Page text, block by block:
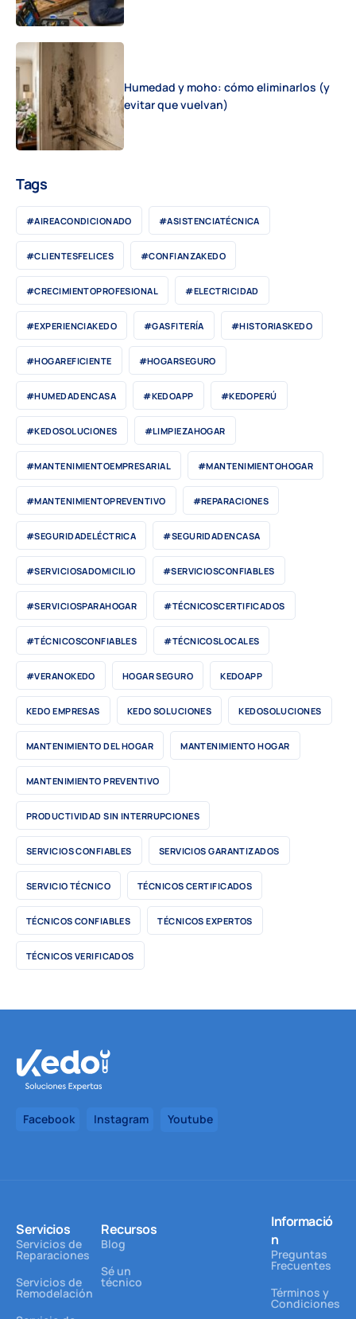
Humedad y moho: cómo eliminarlos (y
evitar que vuelvan)
Tags
#AIREACONDICIONADO #ASISTENCIATÉCNICA
#CLIENTESFELICES #CONFIANZAKEDO
#CRECIMIENTOPROFESIONAL #ELECTRICIDAD
#EXPERIENCIAKEDO #GASFITERÍA #HISTORIASKEDO
#HOGAREFICIENTE #HOGARSEGURO
#HUMEDADENCASA #KEDOAPP #KEDOPERÚ
#KEDOSOLUCIONES #LIMPIEZAHOGAR
#MANTENIMIENTOEMPRESARIAL #MANTENIMIENTOHOGAR
#MANTENIMIENTOPREVENTIVO #REPARACIONES
#SEGURIDADELÉCTRICA #SEGURIDADENCASA
#SERVICIOSADOMICILIO #SERVICIOSCONFIABLES
#SERVICIOSPARAHOGAR #TÉCNICOSCERTIFICADOS
#TÉCNICOSCONFIABLES #TÉCNICOSLOCALES
#VERANOKEDO HOGAR SEGURO KEDOAPP
KEDO EMPRESAS KEDO SOLUCIONES KEDOSOLUCIONES
MANTENIMIENTO DEL HOGAR MANTENIMIENTO HOGAR
MANTENIMIENTO PREVENTIVO
PRODUCTIVIDAD SIN INTERRUPCIONES
SERVICIOS CONFIABLES SERVICIOS GARANTIZADOS
SERVICIO TÉCNICO TÉCNICOS CERTIFICADOS
TÉCNICOS CONFIABLES TÉCNICOS EXPERTOS
TÉCNICOS VERIFICADOS
Facebook Instagram Youtube
Servicios
Servicios de
Reparaciones
Servicios de
Remodelación
Recursos
Blog
Sé un
técnico
Informació
n
Preguntas
Frecuentes
Términos y
Condiciones